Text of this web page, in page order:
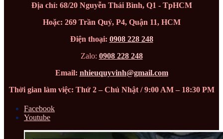
Địa chỉ: 68/20 Nguyễn Thái Bình, Q1 - TpHCM
Hoặc: 269 Trần Quý, P4, Quận 11, HCM
Điện thoại: 0908 228 248
Zalo: 0908 228 248
Email: nhieuquyvinh@gmail.com
Thời gian làm việc: Thứ 2 – Chủ Nhật / 9:00 AM – 18:30 PM
Facebook
Youtube